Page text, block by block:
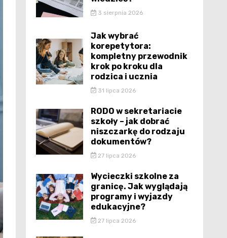
3 sierpnia 2026
Jak wybrać
korepetytora:
kompletny przewodnik
krok po kroku dla
rodzica i ucznia
31 lipca 2026
RODO w sekretariacie
szkoły – jak dobrać
niszczarkę do rodzaju
dokumentów?
27 lipca 2026
Wycieczki szkolne za
granicę. Jak wyglądają
programy i wyjazdy
edukacyjne?
27 lipca 2026